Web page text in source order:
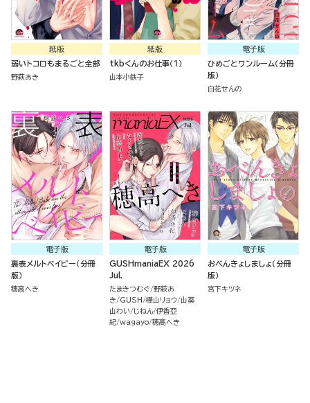
紙版
弱いトコロもまるごと全部
野萩あき
紙版
tkbくんのお仕事（１）
山本小鉄子
電子版
ひめごとワンルーム（分冊
版）
白花せんの
電子版
裏表メルトベイビー（分冊
版）
穂高へき
電子版
GUSHmaniaEX 2026
Jul.
たまきつむぐ 野萩あ
き
GUSH 樺山リョウ 山葵
山わい
じねん 伊香亞
紀 wagayo 穂高へき
電子版
おべんきょしましょ（分冊
版）
宮下キツネ